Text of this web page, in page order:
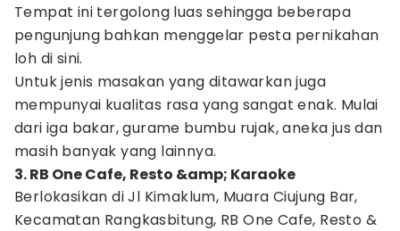
Tempat ini tergolong luas sehingga beberapa
pengunjung bahkan menggelar pesta pernikahan
loh di sini.
Untuk jenis masakan yang ditawarkan juga
mempunyai kualitas rasa yang sangat enak. Mulai
dari iga bakar, gurame bumbu rujak, aneka jus dan
masih banyak yang lainnya.
3. RB One Cafe, Resto &amp; Karaoke
Berlokasikan di Jl Kimaklum, Muara Ciujung Bar,
Kecamatan Rangkasbitung, RB One Cafe, Resto &